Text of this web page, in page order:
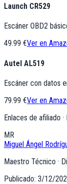
Launch CR529
Escáner OBD2
49.99 €Ver en
Autel AL519
Escáner con datos
79.99 €Ver en
Enlaces de afiliado
MR
Miguel Ángel
Maestro Técnico ·
Publicado: 3/12/